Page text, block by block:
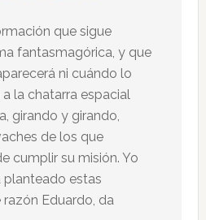
que sigue
fantasmagórica, y que
ni cuándo lo
la chatarra espacial
girando y girando,
de los que
cumplir su misión. Yo
planteado estas
Eduardo, da